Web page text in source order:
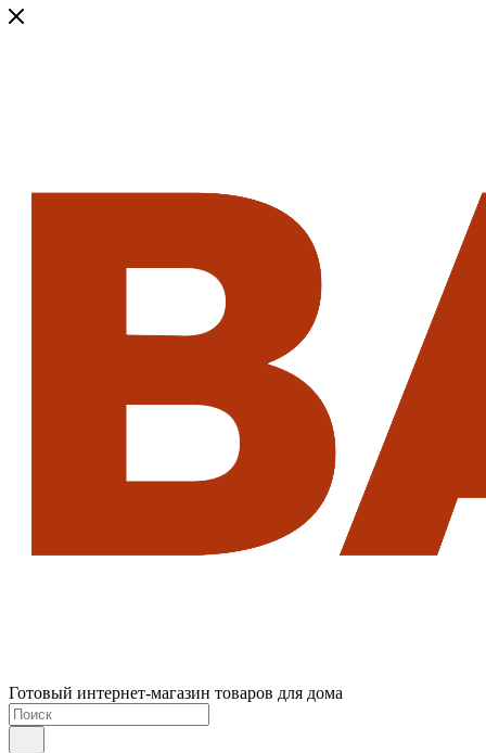
Готовый интернет-магазин товаров для дома